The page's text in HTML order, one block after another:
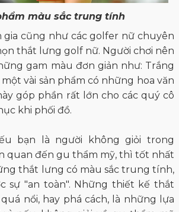
màu sắc trung tính
gia cũng như các golfer nữ chuyên
thắt lưng golf nữ. Người chơi nên
gam màu đơn giản như: Trắng
vài sản phẩm có những hoa văn
góp phần rất lớn cho các quý cô
khi phối đồ.
bạn là người không giỏi trong
quan đến gu thẩm mỹ, thì tốt nhất
thắt lưng có màu sắc trung tính,
sự "an toàn". Những thiết kế thắt
nổi, hay phá cách, là những lựa